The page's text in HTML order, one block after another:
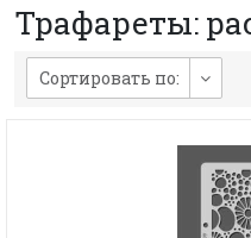
Трафареты:
Сортировать по: